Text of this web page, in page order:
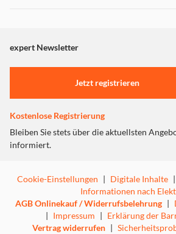
"Marketing".
Einstellungen anpassen
expert Newsletter
Jetzt registrieren
Kostenlose Registrierung
Bleiben Sie stets über die aktuellsten
informiert.
Cookie-Einstellungen | Digitale Inhalte |
Informationen nach
AGB Onlinekauf / Widerrufsbelehrung |
| Impressum | Erklärung der
Vertrag widerrufen |